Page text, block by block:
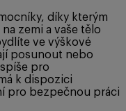
díky kterým
zemi a vaše tělo
ve výškové
posunout nebo
pro
k dispozici
pro bezpečnou práci